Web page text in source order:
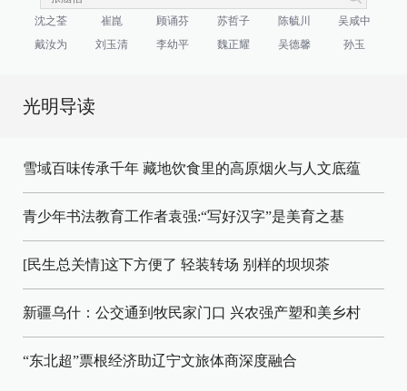
沈之荃 崔崑 顾诵芬 苏哲子 陈毓川
吴咸中
戴汝为
刘玉清 李幼平 魏正耀 吴德馨 孙玉
光明导读
雪域百味传承千年 藏地饮食里的高原烟火与人文底蕴
青少年书法教育工作者袁强:“写好汉字”是美育之基
[民生总关情]这下方便了 轻装转场 别样的坝坝茶
新疆乌什：公交通到牧民家门口 兴农强产塑和美乡村
“东北超”票根经济助辽宁文旅体商深度融合